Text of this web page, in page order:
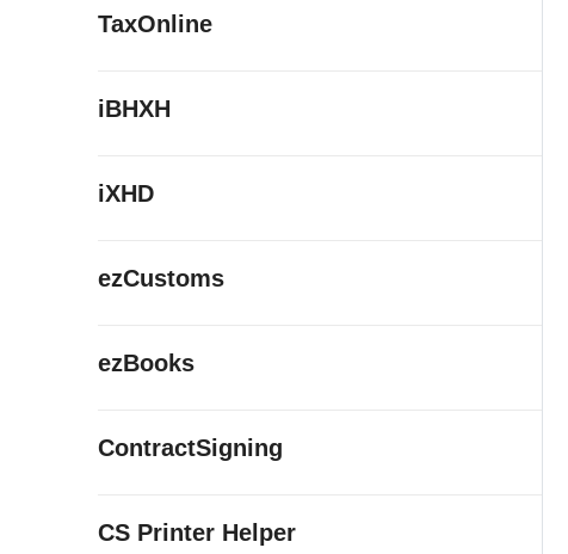
TaxOnline
iBHXH
iXHD
ezCustoms
ezBooks
ContractSigning
CS Printer Helper